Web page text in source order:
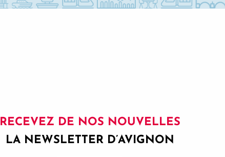
RECEVEZ DE NOS NOUVELLES
LA NEWSLETTER D’AVIGNON